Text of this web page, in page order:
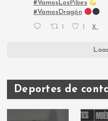
#VamosLosPibes
#VamosDragón
X
Deportes de